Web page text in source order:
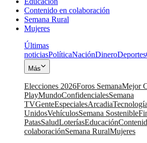
Contenido en colaboración
Semana Rural
Mujeres
Últimas
noticiasPolíticaNaciónDineroDeportes
Más
Elecciones 2026Foros SemanaMejor
PlayMundoConfidencialesSemana
TVGenteEspecialesArcadiaTecnología
UnidosVehículosSemana Sostenible
PatasSaludLoteríasEducación
colaboraciónSemana RuralMujeres